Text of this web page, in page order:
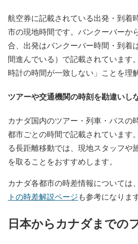
航空券に記載されている出発・到着
市の現地時間です。バンクーバーか
合、出発はバンクーバー時間・到着
間進んでいる）で記載されています
時計の時間が一致しない」ことを理
ツアーや交通機関の時刻を勘違いし
カナダ国内のツアー・列車・バスの
都市ごとの時間で記載されています
る長距離移動では、現地スタッフや
を取ることをおすすめします。
カナダ各都市の時差情報については、
トの時差解説ページも参考になります
日本からカナダまでの